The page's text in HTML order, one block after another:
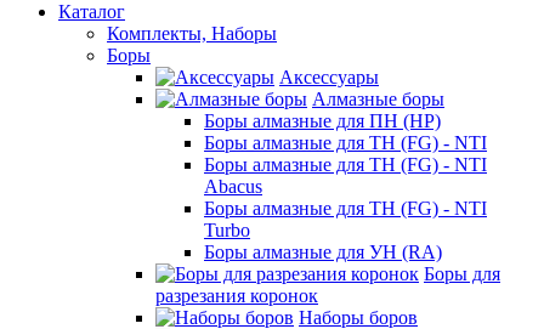
Каталог
Комплекты, Наборы
Боры
Аксессуары
Алмазные боры
Боры алмазные для ПН (HP)
Боры алмазные для ТН (FG) - NTI
Боры алмазные для ТН (FG) - NTI
Abacus
Боры алмазные для ТН (FG) - NTI
Turbo
Боры алмазные для УН (RA)
Боры для
разрезания коронок
Наборы боров